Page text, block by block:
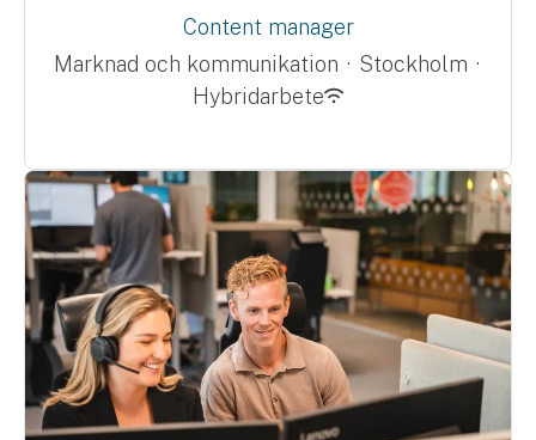
Content manager
Marknad och kommunikation · Stockholm ·
Hybridarbete